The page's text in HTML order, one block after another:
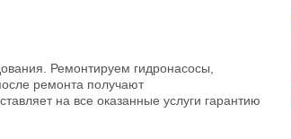
Ремонтируем гидронасосы,
ремонта получают
на все оказанные услуги гарантию